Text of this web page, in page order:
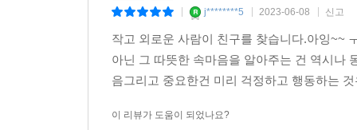
j********5 2023-06-08 신고
작고 외로운 사람이 친구를 찾습니다.아잉~~
아닌 그 따뜻한 속마음을 알아주는 건 역시나
음그리고 중요한건 미리 걱정하고 행동하는
이 리뷰가 도움이 되었나요?